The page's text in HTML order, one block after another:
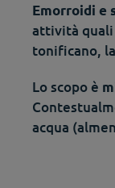
Emorroidi e
attività quali
tonificano,
Lo scopo è
acqua